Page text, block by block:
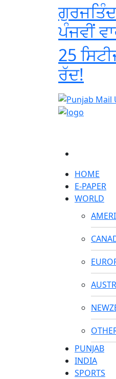
ਪੰਜਵੀਂ
25
ਰੱਦ!
HOME
E-PAPER
WORLD
PUNJAB
INDIA
SPORTS